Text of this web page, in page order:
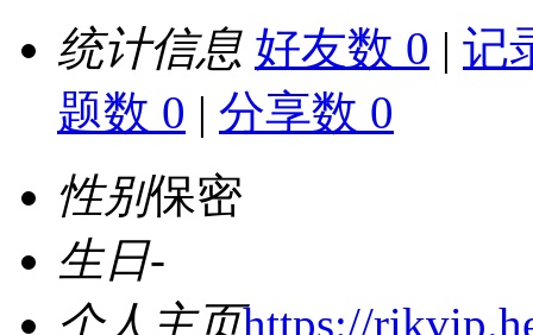
统计信息 好友数 0 | 记
题数 0 | 分享数 0
性别保密
生日-
个人主页https://